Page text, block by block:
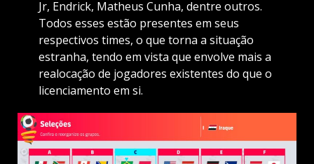
Jr, Endrick, Matheus Cunha, dentre outros.
Todos esses estão presentes em seus
respectivos times, o que torna a situação
estranha, tendo em vista que envolve mais a
realocação de jogadores existentes do que o
licenciamento em si.